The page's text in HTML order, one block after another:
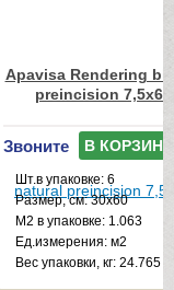
Apavisa Rendering
preincision 7,5x60
Звоните В КОРЗИНУ
Шт.в упаковке: 6
Размер, см: 30x60
М2 в упаковке: 1.063
Ед.измерения: м2
Веc упаковки, кг: 24.765